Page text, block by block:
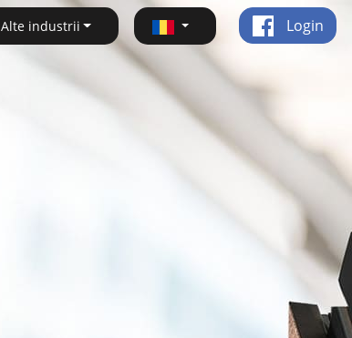
Alte industrii Login